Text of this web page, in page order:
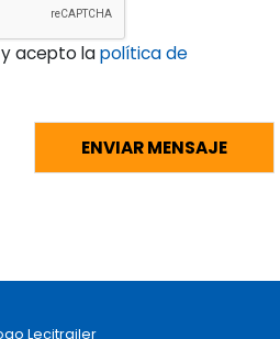
y acepto lapolítica de